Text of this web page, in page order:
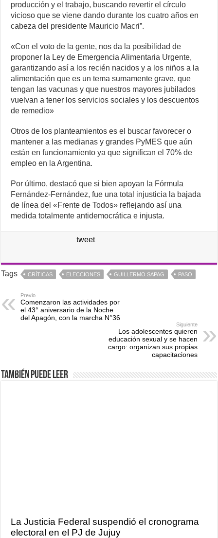
producción y el trabajo, buscando revertir el círculo
vicioso que se viene dando durante los cuatro años en
cabeza del presidente Mauricio Macri”.
«Con el voto de la gente, nos da la posibilidad de
proponer la Ley de Emergencia Alimentaria Urgente,
garantizando así a los recién nacidos y a los niños a la
alimentación que es un tema sumamente grave, que
tengan las vacunas y que nuestros mayores jubilados
vuelvan a tener los servicios sociales y los descuentos
de remedio»
Otros de los planteamientos es el buscar favorecer o
mantener a las medianas y grandes PyMES que aún
están en funcionamiento ya que significan el 70% de
empleo en la Argentina.
Por último, destacó que si bien apoyan la Fórmula
Fernández-Fernández, fue una total injusticia la bajada
de línea del «Frente de Todos» reflejando así una
medida totalmente antidemocrática e injusta.
tweet
Tags CRÍTICAS ELECCIONES GUILLERMO SAPAG PASO
Previo
Comenzaron las actividades por
el 43° aniversario de la Noche
del Apagón, con la marcha N°36
Siguiente
Los adolescentes quieren
educación sexual y se hacen
cargo: organizan sus propias
capacitaciones
También puede leer
La Justicia Federal suspendió el cronograma
electoral en el PJ de Jujuy